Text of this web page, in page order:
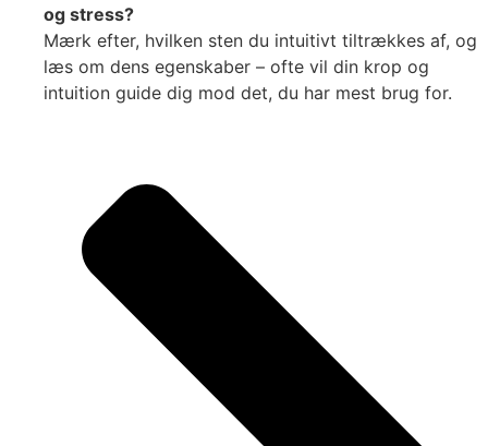
og stress?
Mærk efter, hvilken sten du intuitivt tiltrækkes af, og
læs om dens egenskaber – ofte vil din krop og
intuition guide dig mod det, du har mest brug for.